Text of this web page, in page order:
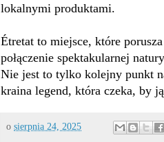
lokalnymi produktami.
Étretat to miejsce, które
połączenie spektakularnej
Nie jest to tylko kolejny punkt
kraina legend, która czeka, by
o sierpnia 24, 2025